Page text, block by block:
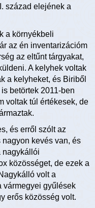
század elejének a
a környékbeli
az én inventarizációm
az eltűnt tárgyakat,
A kelyhek voltak
a kelyheket, és Biriből
betörtek 2011-ben
voltak túl értékesek, de
és erről szólt az
kevés van, és
nagykállói
közösséget, de ezek a
volt a
vármegyei gyűlések
erős közösség volt.